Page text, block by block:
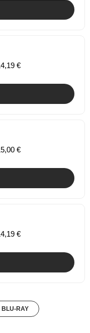
€
€
€
RAY